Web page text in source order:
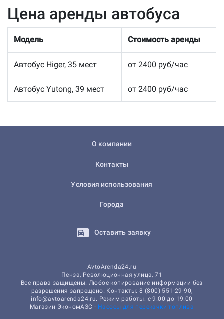
Цена аренды автобуса
Модель Стоимость аренды
Автобус Higer, 35 мест от 2400 руб/час
Автобус Yutong, 39 мест от 2400 руб/час
О компании
Контакты
Условия использования
Города
Оставить заявку
AvtoArenda24.ru
Пенза, Революционная улица, 71
Все права защищены. Любое копирование информации без
разрешения запрещено. Контакты: 8 (800) 551-29-90,
info@avtoarenda24.ru. Режим работы: с 9.00 до 19.00
Магазин ЭкономАЗС - Насосы для перекачки топлива